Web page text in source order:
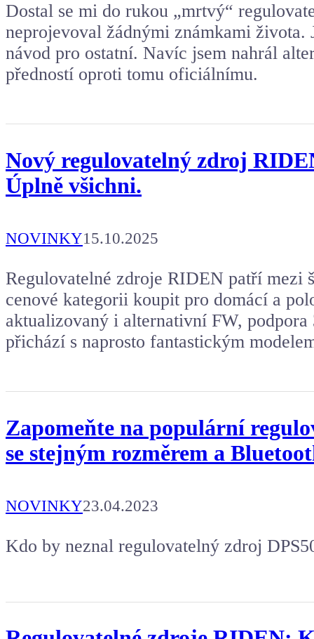
Dostal se mi do rukou „mrtvý“
neprojevoval žádnými známkami života.
návod pro ostatní. Navíc jsem nahrál
předností oproti tomu oficiálnímu.
Nový regulovatelný zdroj
Úplně všichni.
NOVINKY15.10.2025
Regulovatelné zdroje RIDEN patří mezi
cenové kategorii koupit pro domácí a
aktualizovaný i alternativní FW,
přichází s naprosto fantastickým
Zapomeňte na populární
se stejným rozměrem a
NOVINKY23.04.2023
Kdo by neznal regulovatelný zdroj